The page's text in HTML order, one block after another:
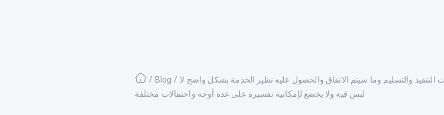
/ Blog / والتسليم وما سيتم الاتفاق والحصول عليه نظير الخدمة بشكل واضح لا
لبس فيه ولا يخضع لإمكانية تفسيره على عدة أوجه واحتمالات مختلفة